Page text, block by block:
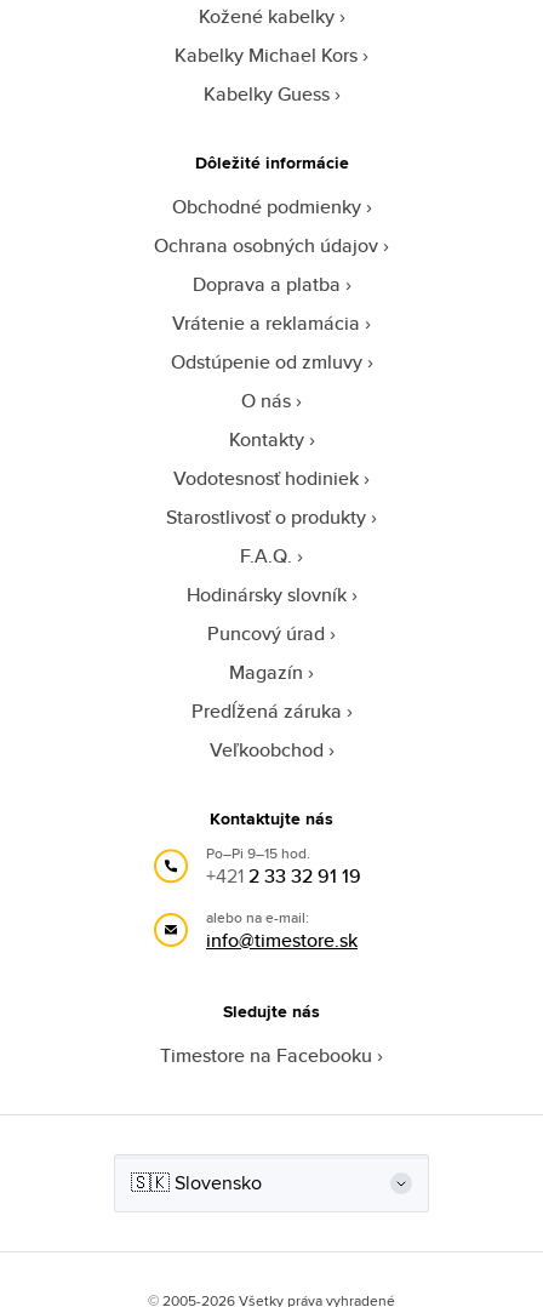
Kožené kabelky
Kabelky Michael Kors
Kabelky Guess
Dôležité informácie
Obchodné podmienky
Ochrana osobných údajov
Doprava a platba
Vrátenie a reklamácia
Odstúpenie od zmluvy
O nás
Kontakty
Vodotesnosť hodiniek
Starostlivosť o produkty
F.A.Q.
Hodinársky slovník
Puncový úrad
Magazín
Predĺžená záruka
Veľkoobchod
Kontaktujte nás
Po–Pi 9–15 hod.
+4212 33 32 91 19
alebo na e-mail:
info@timestore.sk
Sledujte nás
Timestore na Facebooku
© 2005-2026 Všetky práva vyhradené